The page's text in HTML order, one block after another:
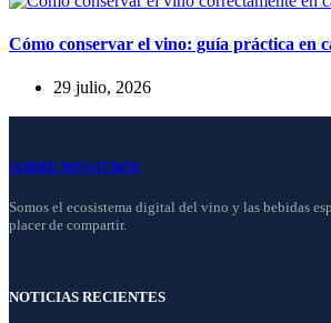
Cómo conservar el vino: guía práctica en
29 julio, 2026
SOBRE NOSOTROS
Somos el ecosistema digital del vino y las bebidas
placer de compartir.
NOTICIAS RECIENTES